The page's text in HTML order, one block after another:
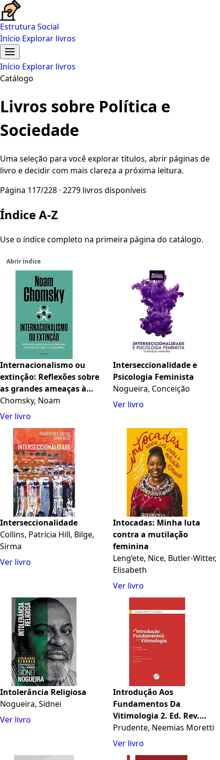
Estrutura Social
Início Explorar livros
Início Explorar livros
Catálogo
Livros sobre Política e
Sociedade
Uma seleção para você explorar títulos, abrir páginas de
livro e decidir com mais clareza a próxima leitura.
Página 117/228 · 2279 livros disponíveis
Índice A-Z
Use o índice completo na primeira página do catálogo.
Abrir índice
Internacionalismo ou
extinção: Reflexões sobre
as grandes ameaças à
existência humana. Com
prefácio sobre o corona
Chomsky, Noam
Ver livro
Interseccionalidade e
Psicologia Feminista
Nogueira, Conceição
Ver livro
Interseccionalidade
Collins, Patricia Hill, Bilge,
Sirma
Ver livro
Intocadas: Minha luta
contra a mutilação
feminina
Leng’ete, Nice, Butler-Witter,
Elisabeth
Ver livro
Intolerância Religiosa
Nogueira, Sidnei
Ver livro
Introdução Aos
Fundamentos Da
Vitimologia 2. Ed. Rev.
Atual. E Ampl. Coleção
Ciências Criminais
Prudente, Neemias Moretti
Ver livro